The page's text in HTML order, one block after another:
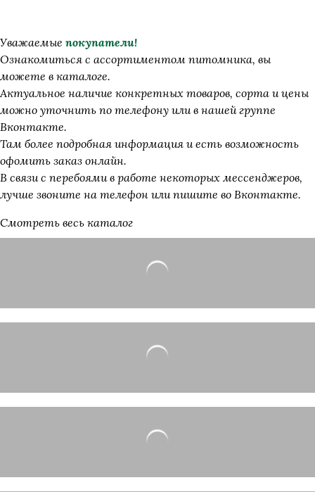
Уважаемые покупатели!
Ознакомиться с ассортиментом питомника, вы
можете в каталоге.
Актуальное наличие конкретных товаров, сорта и цены
можно уточнить по телефону или в нашей группе
Вконтакте.
Там более подробная информация и есть возможность
офомить заказ онлайн.
В связи с перебоями в работе некоторых мессенджеров,
лучше звоните на телефон или пишите во Вконтакте.
Смотреть весь каталог